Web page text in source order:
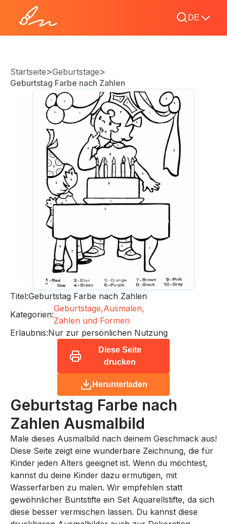
DE
Startseite>Geburtstage>
Geburtstag Farbe nach Zahlen
Titel:Geburtstag Farbe nach Zahlen
Kategorien:
Geburtstage,Ausmalen,
Zahlen und Formen
Erlaubnis:Nur zur persönlichen Nutzung
Diese Seite
drucken
Herunterladen
Geburtstag Farbe nach
Zahlen Ausmalbild
Male dieses Ausmalbild nach deinem Geschmack aus!
Diese Seite zeigt eine wunderbare Zeichnung, die für
Kinder jeden Alters geeignet ist. Wenn du möchtest,
kannst du deine Kinder dazu ermutigen, mit
Wasserfarben zu malen. Wir empfehlen statt
gewöhnlicher Buntstifte ein Set Aquarellstifte, da sich
diese besser vermischen lassen. Du kannst diese